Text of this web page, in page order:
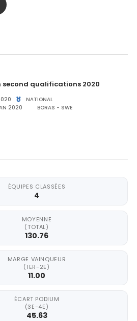
second qualifications 2020
NATIONAL
2020
BORAS - SWE
ÉQUIPES CLASSÉES
4
MOYENNE
(TOTAL)
130.76
MARGE VAINQUEUR
(1ER-2E)
11.00
ÉCART PODIUM
(3E-4E)
45.63